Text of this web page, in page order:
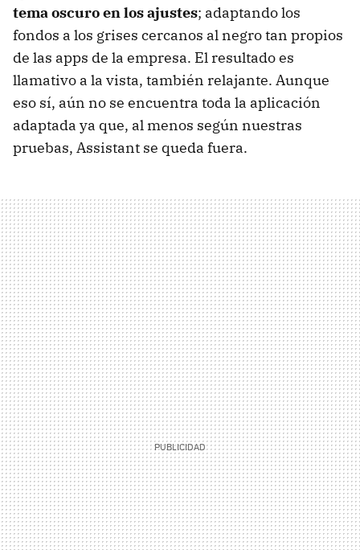
tema oscuro en los ajustes; adaptando los
fondos a los grises cercanos al negro tan propios
de las apps de la empresa. El resultado es
llamativo a la vista, también relajante. Aunque
eso sí, aún no se encuentra toda la aplicación
adaptada ya que, al menos según nuestras
pruebas, Assistant se queda fuera.